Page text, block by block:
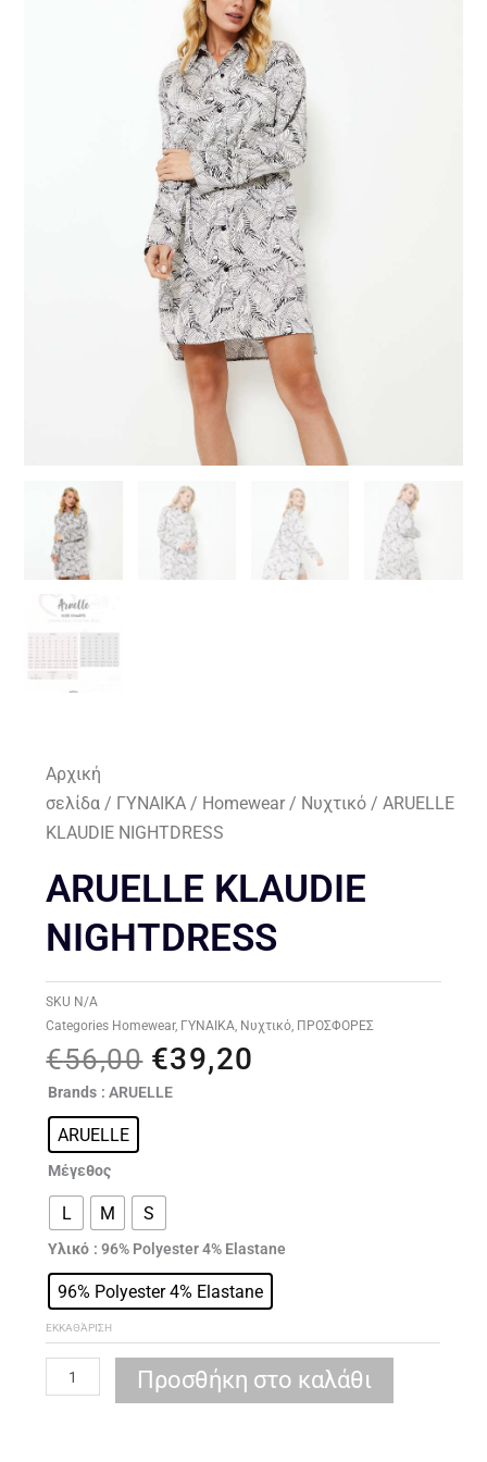
Αρχική
σελίδα / ΓΥΝΑΙΚΑ / Homewear / Νυχτικό / ARUELLE
KLAUDIE NIGHTDRESS
ARUELLE KLAUDIE
NIGHTDRESS
SKU N/A
Categories Homewear, ΓΥΝΑΙΚΑ Νυχτικό ΠΡΟΣΦΟΡΕΣ
€56,00 Original
price
was:
€39,20
Brands : ARUELLE
ARUELLE
Μέγεθος
L M S
Υλικό : 96% Polyester 4% Elastane
96% Polyester 4% Elastane
ΕΚΚΑΘΆΡΙΣΗ
ARUELLE
KLAUDIE
NIGHTDRESS
ποσότητα
Προσθήκη στο καλάθι